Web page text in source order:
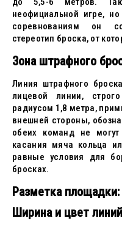
неофициальной игре,
соревнованиям он
стереотип броска, от
Зона штрафного
Линия штрафного
лицевой линии,
радиусом 1,8 метра,
внешней стороны,
обеих команд не
касания мяча кольца
равные условия для
бросках.
Разметка
Ширина и цвет линий